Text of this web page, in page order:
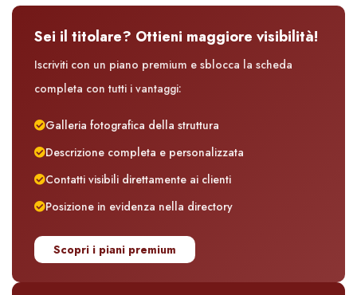
Sei il titolare? Ottieni maggiore visibilità!
Iscriviti con un piano premium e sblocca la scheda
completa con tutti i vantaggi:
Galleria fotografica della struttura
Descrizione completa e personalizzata
Contatti visibili direttamente ai clienti
Posizione in evidenza nella directory
Scopri i piani premium